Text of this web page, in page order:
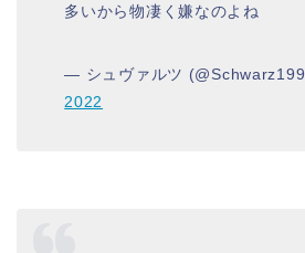
多いから物凄く嫌なのよね
— シュヴァルツ
2022